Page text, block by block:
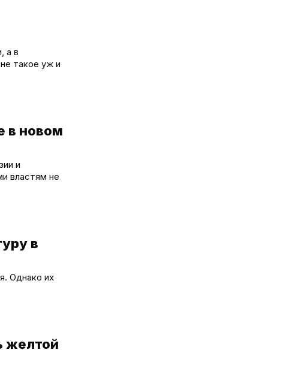
а в
такое уж и
в новом
и
властям не
в
Однако их
желтой